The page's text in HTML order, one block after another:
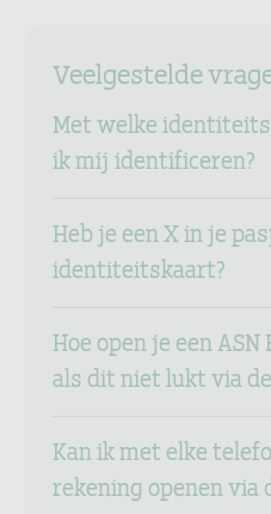
Veelgestelde
Met welke
ik mij identificeren?
Heb je een X in je
identiteitskaart?
Hoe open je een
als dit niet lukt via
Kan ik met elke
rekening openen via